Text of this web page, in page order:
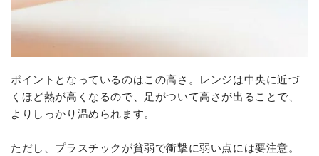
ポイントとなっているのはこの高さ。レンジは中央に近づ
くほど熱が高くなるので、足がついて高さが出ることで、
よりしっかり温められます。
ただし、プラスチックが貧弱で衝撃に弱い点には要注意。